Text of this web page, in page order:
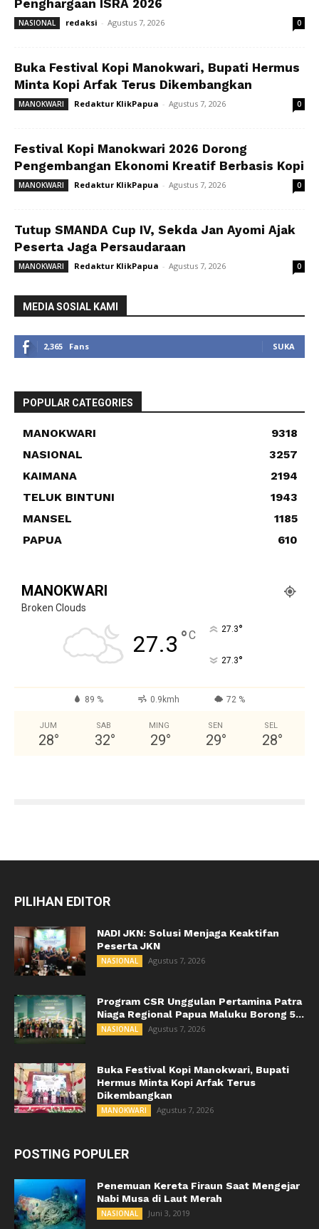
Penghargaan ISRA 2026
NASIONAL redaksi - Agustus 7, 2026 0
Buka Festival Kopi Manokwari, Bupati Hermus
Minta Kopi Arfak Terus Dikembangkan
MANOKWARI Redaktur KlikPapua - Agustus 7, 2026 0
Festival Kopi Manokwari 2026 Dorong
Pengembangan Ekonomi Kreatif Berbasis Kopi
MANOKWARI Redaktur KlikPapua - Agustus 7, 2026 0
Tutup SMANDA Cup IV, Sekda Jan Ayomi Ajak
Peserta Jaga Persaudaraan
MANOKWARI Redaktur KlikPapua - Agustus 7, 2026 0
MEDIA SOSIAL KAMI
2,365 Fans SUKA
POPULAR CATEGORIES
MANOKWARI
9318
NASIONAL
3257
KAIMANA
2194
TELUK BINTUNI
1943
MANSEL
1185
PAPUA
610
MANOKWARI
Broken Clouds
27.3 °C 27.3°
27.3°
89 % 0.9kmh 72 %
JUM
28°
SAB
32°
MING
29°
SEN
29°
SEL
28°
PILIHAN EDITOR
NADI JKN: Solusi Menjaga Keaktifan
Peserta JKN
NASIONAL Agustus 7, 2026
Program CSR Unggulan Pertamina Patra
Niaga Regional Papua Maluku Borong 5...
NASIONAL Agustus 7, 2026
Buka Festival Kopi Manokwari, Bupati
Hermus Minta Kopi Arfak Terus
Dikembangkan
MANOKWARI Agustus 7, 2026
POSTING POPULER
Penemuan Kereta Firaun Saat Mengejar
Nabi Musa di Laut Merah
NASIONAL Juni 3, 2019